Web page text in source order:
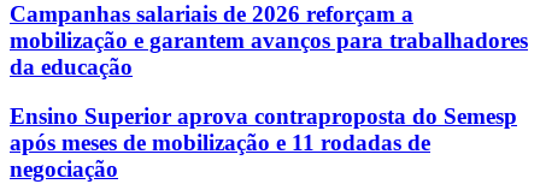
Campanhas salariais de 2026 reforçam a
mobilização e garantem avanços para trabalhadores
da educação
Ensino Superior aprova contraproposta do Semesp
após meses de mobilização e 11 rodadas de
negociação